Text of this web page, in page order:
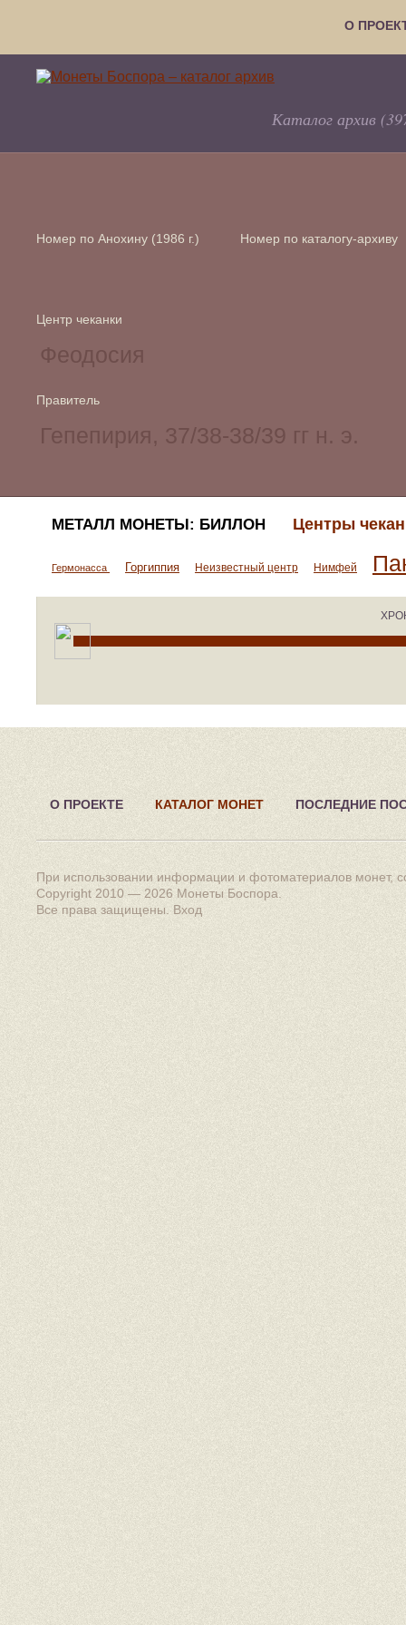
О
Каталог архив
Номер по Анохину (1986 г.) Номер по каталогу-архиву
Центр чеканки
Правитель
МЕТАЛЛ МОНЕТЫ: БИЛЛОН Центры
Гермонасса Горгиппия Неизвестный центр Нимфей
О ПРОЕКТЕ КАТАЛОГ МОНЕТ ПОСЛЕДНИЕ
При использовании информации и фотоматериалов монет,
Copyright 2010 — 2026 Монеты Боспора
Все права защищены. Вход